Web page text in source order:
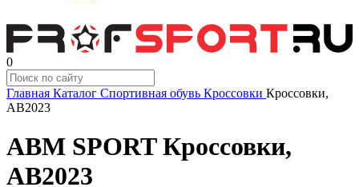
0
Главная Каталог Спортивная обувь Кроссовки Кроссовки,
AB2023
ABM SPORT Кроссовки,
AB2023